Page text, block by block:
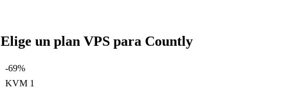
Elige un plan VPS para Countly
-69%
KVM 1